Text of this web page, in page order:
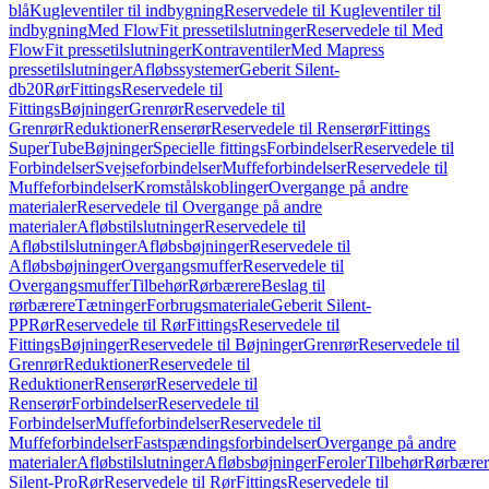
blåKugleventiler til indbygningReservedele til Kugleventiler til
indbygningMed FlowFit pressetilslutningerReservedele til Med
FlowFit pressetilslutningerKontraventilerMed Mapress
pressetilslutningerAfløbssystemerGeberit Silent-
db20RørFittingsReservedele til
FittingsBøjningerGrenrørReservedele til
GrenrørReduktionerRenserørReservedele til RenserørFittings
SuperTubeBøjningerSpecielle fittingsForbindelserReservedele til
ForbindelserSvejseforbindelserMuffeforbindelserReservedele til
MuffeforbindelserKromstålskoblingerOvergange på andre
materialerReservedele til Overgange på andre
materialerAfløbstilslutningerReservedele til
AfløbstilslutningerAfløbsbøjningerReservedele til
AfløbsbøjningerOvergangsmufferReservedele til
OvergangsmufferTilbehørRørbærereBeslag til
rørbærereTætningerForbrugsmaterialeGeberit Silent-
PPRørReservedele til RørFittingsReservedele til
FittingsBøjningerReservedele til BøjningerGrenrørReservedele til
GrenrørReduktionerReservedele til
ReduktionerRenserørReservedele til
RenserørForbindelserReservedele til
ForbindelserMuffeforbindelserReservedele til
MuffeforbindelserFastspændingsforbindelserOvergange på andre
materialerAfløbstilslutningerAfløbsbøjningerFerolerTilbehør
Silent-ProRørReservedele til RørFittingsReservedele til